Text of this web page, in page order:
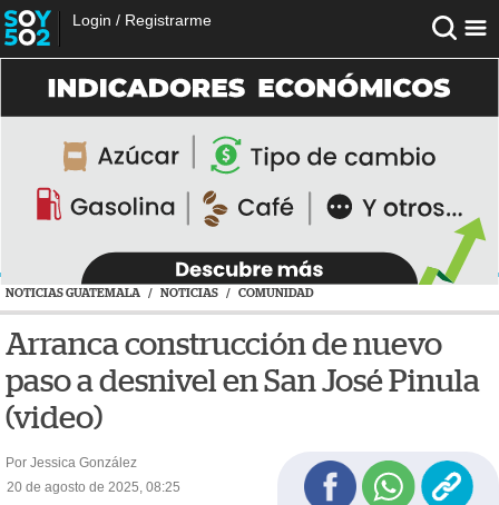
Login / Registrarme
NOTICIAS GUATEMALA / NOTICIAS / COMUNIDAD
Arranca construcción de nuevo
paso a desnivel en San José Pinula
(video)
Por Jessica González
20 de agosto de 2025, 08:25